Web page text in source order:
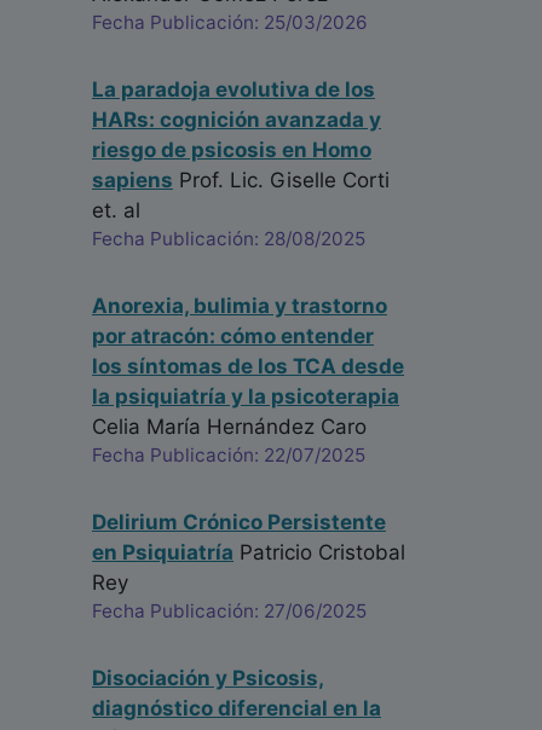
Fecha Publicación: 25/03/2026
La paradoja evolutiva de los
HARs: cognición avanzada y
riesgo de psicosis en Homo
sapiens Prof. Lic. Giselle Corti
et. al
Fecha Publicación: 28/08/2025
Anorexia, bulimia y trastorno
por atracón: cómo entender
los síntomas de los TCA desde
la psiquiatría y la psicoterapia
Celia María Hernández Caro
Fecha Publicación: 22/07/2025
Delirium Crónico Persistente
en Psiquiatría Patricio Cristobal
Rey
Fecha Publicación: 27/06/2025
Disociación y Psicosis,
diagnóstico diferencial en la